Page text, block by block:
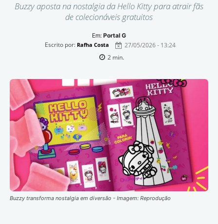
Buzzy aposta na nostalgia da Hello Kitty para atrair fãs
de colecionáveis gratuitos
Em: Portal G
Escrito por: Rafha Costa
27/05/2026 - 13:24
2min.
Buzzy transforma nostalgia em diversão - Imagem: Reprodução